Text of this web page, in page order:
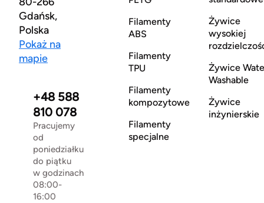
Gdańsk,
Polska
Pokaż na
mapie
+48 588
810 078
Pracujemy
od
poniedziałku
do piątku
w godzinach
08:00-
16:00
Filamenty
ABS
Filamenty
TPU
Filamenty
kompozytowe
Filamenty
specjalne
Żywice
wysokiej
Żywice
Washable
Żywice
inżynierskie